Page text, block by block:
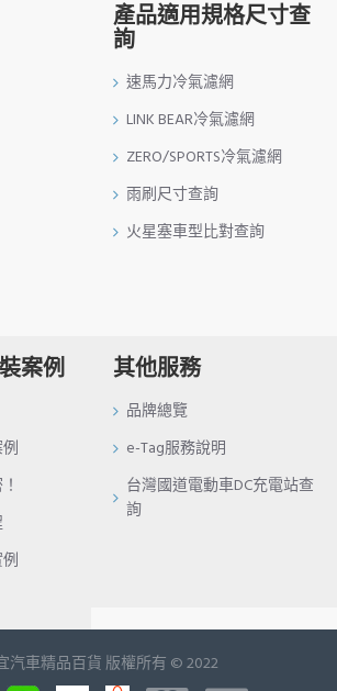
產品適用規格尺寸查
詢
速馬力冷氣濾網
LINK BEAR冷氣濾網
ZERO/SPORTS冷氣濾網
雨刷尺寸查詢
火星塞車型比對查詢
案例 其他服務
品牌總覽
e-Tag服務說明
台灣國道電動車DC充電站查
詢
汽車精品百貨 版權所有 © 2022